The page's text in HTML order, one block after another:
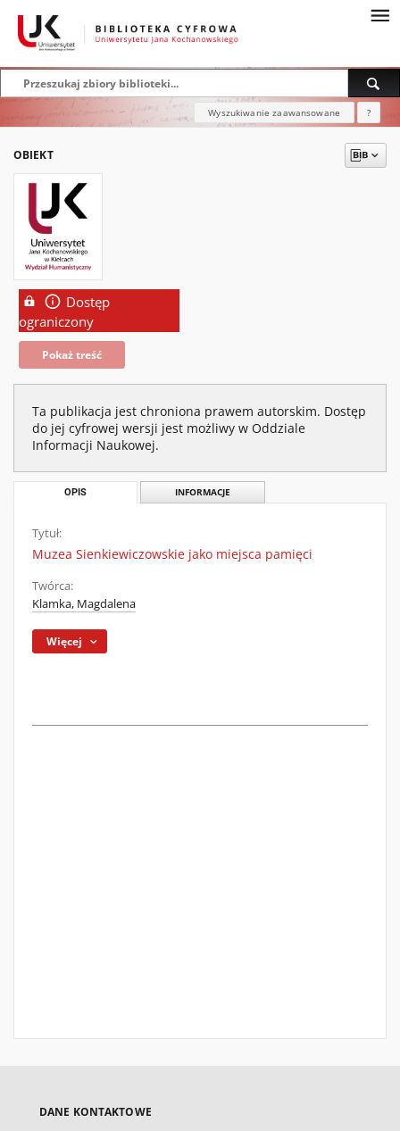
Wyszukiwanie zaawansowane ?
OBIEKT
Dostęp
ograniczony
Pokaż treść
Ta publikacja jest chroniona prawem autorskim. Dostęp
do jej cyfrowej wersji jest możliwy w Oddziale
Informacji Naukowej.
OPIS INFORMACJE
Tytuł:
Muzea Sienkiewiczowskie jako miejsca pamięci
Twórca:
Klamka, Magdalena
Więcej
DANE KONTAKTOWE